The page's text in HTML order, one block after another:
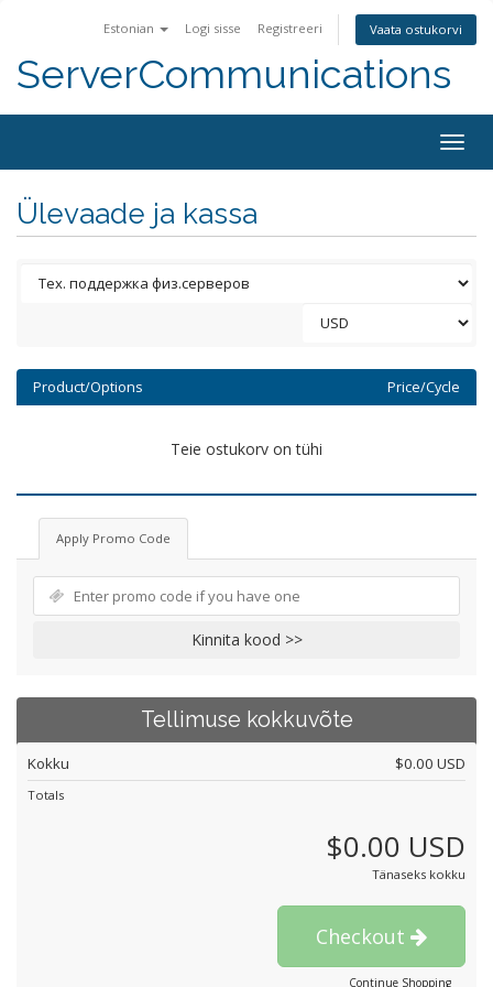
Estonian Logi sisse Registreeri Vaata ostukorvi
ServerCommunications
Ülevaade ja kassa
Product/Options Price/Cycle
Teie ostukorv on tühi
Apply Promo Code
Kinnita kood >>
Tellimuse kokkuvõte
Kokku $0.00 USD
Totals
$0.00 USD
Tänaseks kokku
Checkout
Continue Shopping